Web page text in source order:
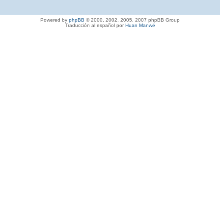
Powered by phpBB © 2000, 2002, 2005, 2007 phpBB Group
Traducción al español porHuan Manwë